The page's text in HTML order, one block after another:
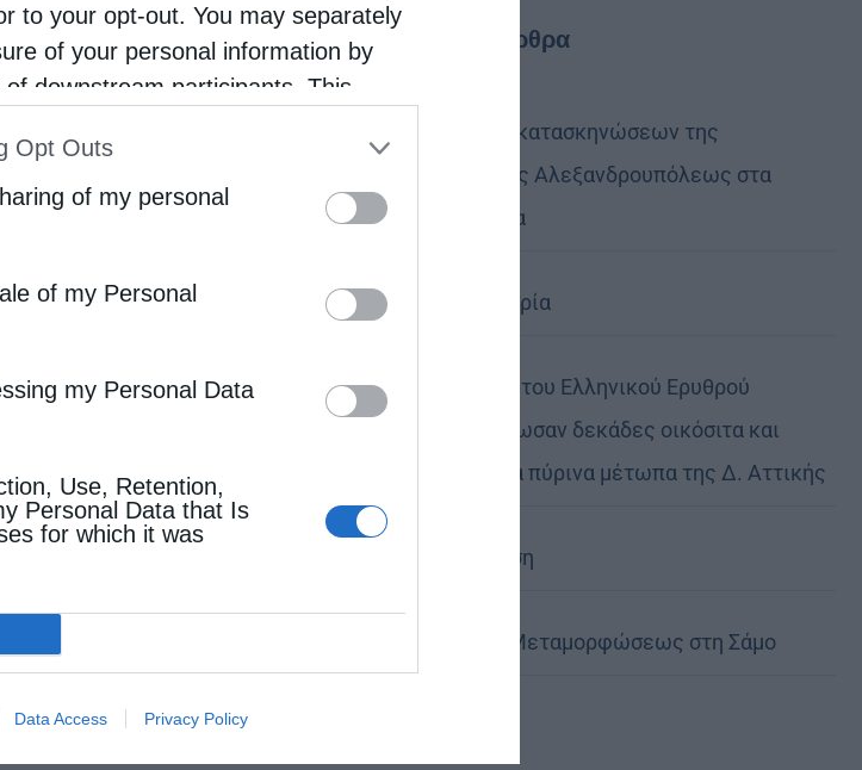
to your opt-out. You may separately
of your personal information by
downstream participants. This
that may further disclose it to
Opt Outs
of my personal
of my Personal
my Personal Data
Use, Retention,
Personal Data that Is
for which it was
Data Access Privacy Policy
Τελευταία άρθρα
Στελέχη των κατασκηνώσεων της
Μητροπόλεως Αλεξανδρουπόλεως στα
Πριγκηπόνησα
Ηθική ελευθερία
Οι εθελοντές του Ελληνικού Ερυθρού
Σταυρού διέσωσαν δεκάδες οικόσιτα και
άγρια ζώα στα πύρινα μέτωπα της Δ. Αττικής
Η Εξομολόγηση
Η Εορτή της Μεταμορφώσεως στη Σάμο